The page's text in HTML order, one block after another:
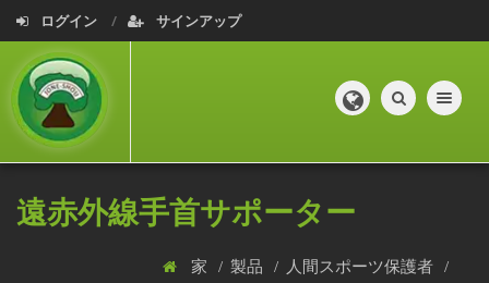
ログイン サインアップ
Toggle
遠赤外線手首サポーター
家 製品
人間スポーツ保護者